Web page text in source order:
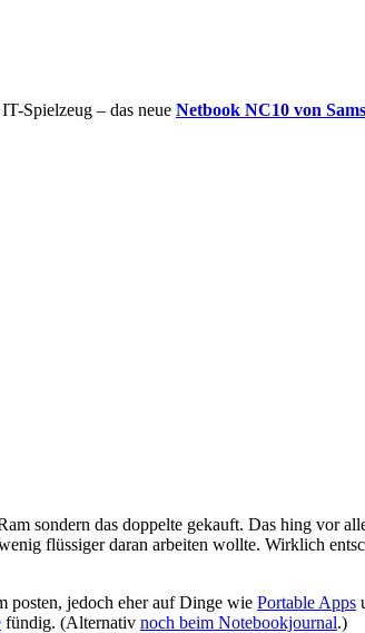
Spielzeug – das neue Netbook NC10 von
sondern das doppelte gekauft. Das hing vor
flüssiger daran arbeiten wollte. Wirklich
posten, jedoch eher auf Dinge wie Portable Apps
fündig. (Alternativ noch beim Notebookjournal.)